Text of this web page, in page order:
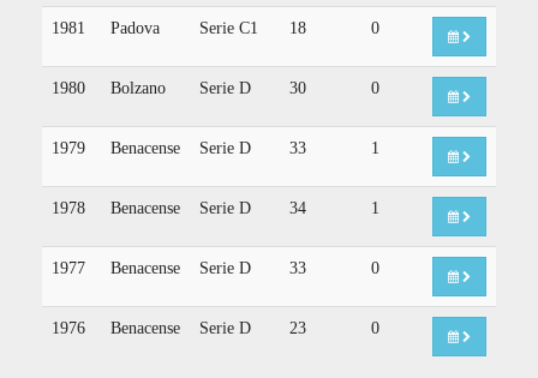
1981 Padova Serie C1 18 0
1980 Bolzano Serie D 30 0
1979 Benacense Serie D 33 1
1978 Benacense Serie D 34 1
1977 Benacense Serie D 33 0
1976 Benacense Serie D 23 0